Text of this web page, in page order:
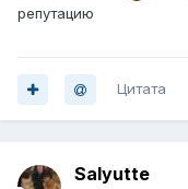
репутацию
Цитата
Salyutte